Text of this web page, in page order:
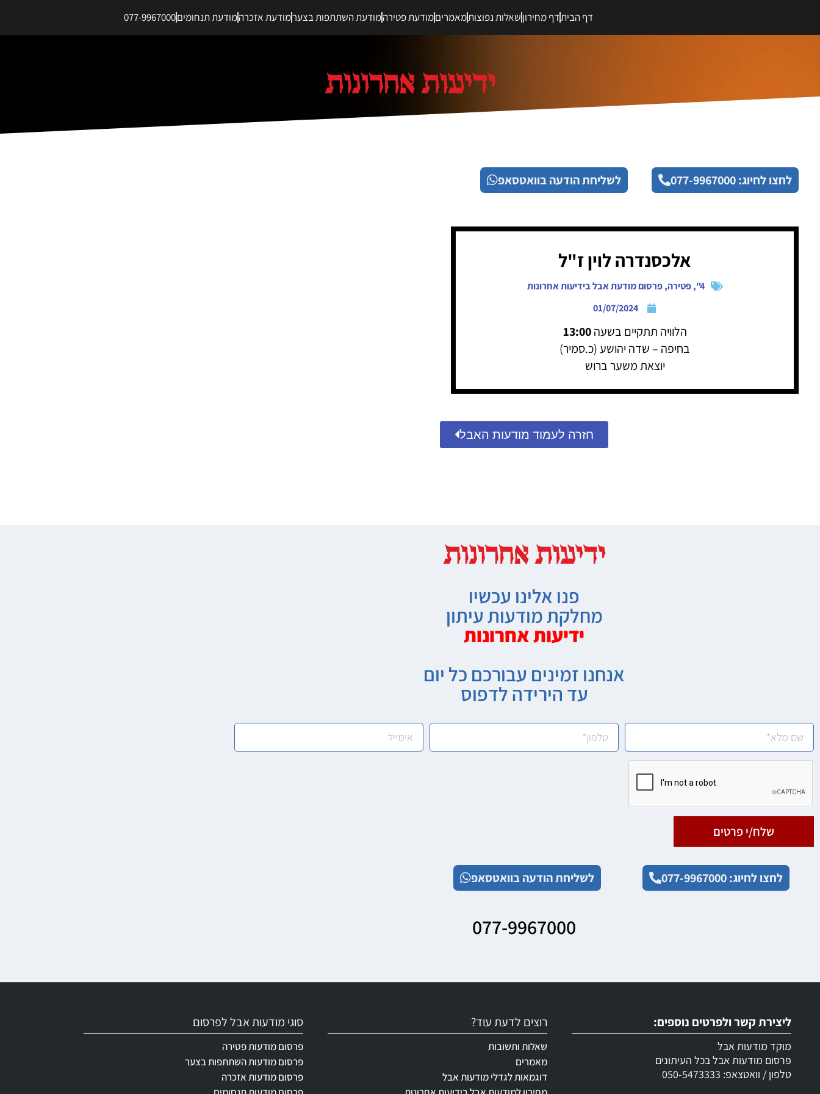
דף הביתדף מחירוןשאלות נפוצותמאמריםמודעת פטירהמודעת השתתפות בצערמודעת אזכרהמודעת תנחומים077-9967000
לחצו לחיוג: 077-9967000 לשליחת הודעה בוואטסאפ
אלכסנדרה לוין ז"ל
4"
,פטירה,פרסום מודעת אבל בידיעות אחרונות
01/07/2024
הלוויה תתקיים בשעה13:00
בחיפה – שדה יהושע (כ.סמיר)
יוצאת משער ברוש
חזרה לעמוד מודעות האבל
פנו אלינו עכשיו
מחלקת מודעות עיתון
ידיעות אחרונות
אנחנו זמינים עבורכם כל יום
עד הירידה לדפוס
שלח/י פרטים
לחצו לחיוג: 077-9967000 לשליחת הודעה בוואטסאפ
077-9967000
ליצירת קשר ולפרטים נוספים:
מוקד מודעות אבל
פרסום מודעות אבל בכל העיתונים
טלפון / וואטצאפ: 050-5473333
רוצים לדעת עוד?
שאלות ותשובות
מאמרים
דוגמאות לגדלי מודעות אבל
סוגי מודעות אבל לפרסום
פרסום מודעות פטירה
פרסום מודעות השתתפות בצער
פרסום מודעות אזכרה